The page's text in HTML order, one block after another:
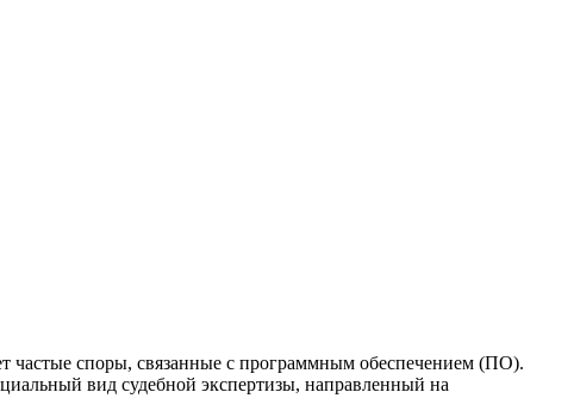
частые споры, связанные с программным обеспечением (ПО).
вид судебной экспертизы, направленный на